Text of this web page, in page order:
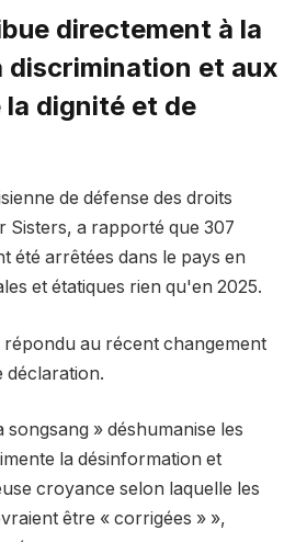
directement à la
discrimination et aux
dignité et de
de défense des droits
Sisters, a rapporté que 307
été arrêtées dans le pays en
et étatiques rien qu'en 2025.
au récent changement
déclaration.
songsang » déshumanise les
la désinformation et
croyance selon laquelle les
être « corrigées » »,